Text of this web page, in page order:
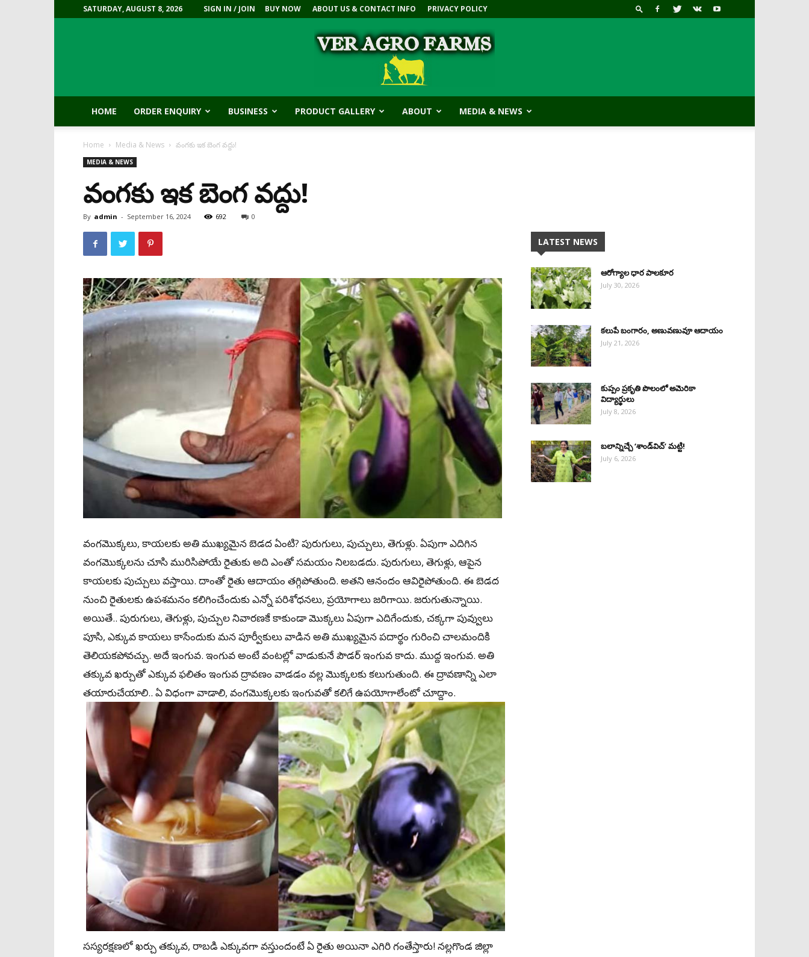
SATURDAY, AUGUST 8, 2026 SIGN IN / JOIN BUY NOW ABOUT US & CONTACT INFO PRIVACY POLICY
V.E.R
Farms
HOME ORDER ENQUIRY BUSINESS PRODUCT GALLERY ABOUT MEDIA & NEWS
Home Media & News వంగకు ఇక బెంగ వద్దు!
MEDIA & NEWS
వంగకు ఇక బెంగ వద్దు!
By admin - September 16, 2024 692 0
వంగమొక్కలు, కాయలకు అతి ముఖ్యమైన బెడద ఏంటి? పురుగులు, పుచ్చులు, తెగుళ్లు. ఏపుగా ఎదిగిన
వంగమొక్కలను చూసి మురిసిపోయే రైతుకు అది ఎంతో సమయం నిలబడదు. పురుగులు, తెగుళ్లు, ఆపైన
కాయలకు పుచ్చులు వస్తాయి. దాంతో రైతు ఆదాయం తగ్గిపోతుంది. అతని ఆనందం ఆవిరైపోతుంది. ఈ బెడద
నుంచి రైతులకు ఉపశమనం కలిగించేందుకు ఎన్నో పరిశోధనలు, ప్రయోగాలు జరిగాయి. జరుగుతున్నాయి.
అయితే.. పురుగులు, తెగుళ్లు, పుచ్చుల నివారణకే కాకుండా మొక్కలు ఏపుగా ఎదిగేందుకు, చక్కగా పువ్వులు
పూసి, ఎక్కువ కాయలు కాసేందుకు మన పూర్వీకులు వాడిన అతి ముఖ్యమైన పదార్థం గురించి చాలమందికి
తెలియకపోవచ్చు. అదే ఇంగువ. ఇంగువ అంటే వంటల్లో వాడుకునే పౌడర్‌ ఇంగువ కాదు. ముద్ద ఇంగువ. అతి
తక్కువ ఖర్చుతో ఎక్కువ ఫలితం ఇంగువ ద్రావణం వాడడం వల్ల మొక్కలకు కలుగుతుంది. ఈ ద్రావణాన్ని ఎలా
తయారుచేయాలి.. ఏ విధంగా వాడాలి, వంగమొక్కలకు ఇంగువతో కలిగే ఉపయోగాలేంటో చూద్దాం.
సస్యరక్షణలో ఖర్చు తక్కువ, రాబడి ఎక్కువగా వస్తుందంటే ఏ రైతు అయినా ఎగిరి గంతేస్తారు! నల్లగొండ జిల్లా
LATEST NEWS
ఆరోగ్యాల ధార పాలకూర
July 30, 2026
కలుపే బంగారం, అణువణువూ ఆదాయం
July 21, 2026
కుప్పం ప్రకృతి పొలంలో అమెరికా
విద్యార్థులు
July 8, 2026
బలాన్నిచ్చే ‘శాండ్‌విచ్‌’ మట్టి!
July 6, 2026